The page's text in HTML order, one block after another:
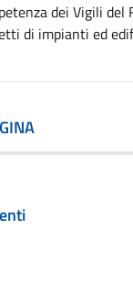
dei Vigili
di impianti ed